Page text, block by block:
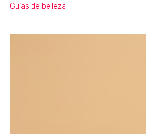
Guías de belleza